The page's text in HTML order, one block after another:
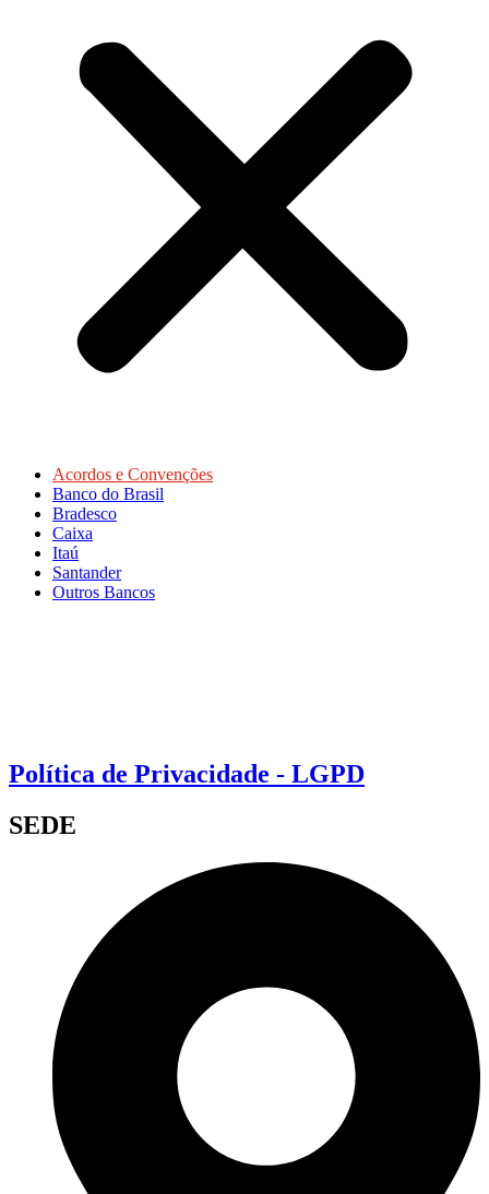
Acordos e Convenções
Banco do Brasil
Bradesco
Caixa
Itaú
Santander
Outros Bancos
Política de Privacidade - LGPD
SEDE